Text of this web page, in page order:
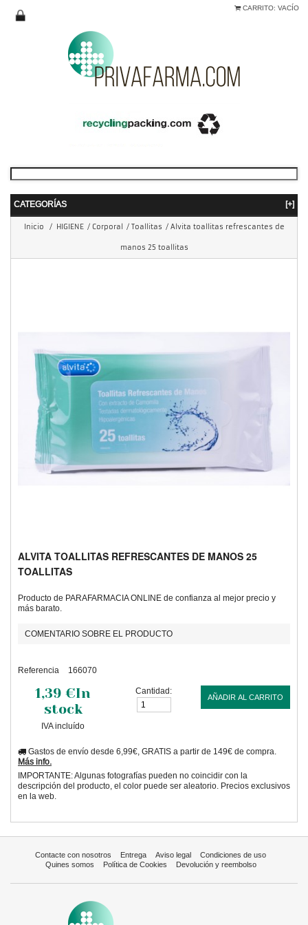
CARRITO: VACÍO
CATEGORÍAS [+]
Inicio / HIGIENE / Corporal / Toallitas / Alvita toallitas refrescantes de
manos 25 toallitas
ALVITA TOALLITAS REFRESCANTES DE MANOS 25
TOALLITAS
Producto de PARAFARMACIA ONLINE de confianza al mejor precio y
más barato.
COMENTARIO SOBRE EL PRODUCTO
Referencia 166070
1,39 €In
stock
IVA incluído
Cantidad:
AÑADIR AL CARRITO
Gastos de envío desde 6,99€, GRATIS a partir de 149€ de compra.
Más info.
IMPORTANTE: Algunas fotografías pueden no coincidir con la
descripción del producto, el color puede ser aleatorio. Precios exclusivos
en la web.
Contacte con nosotros Entrega Aviso legal
Condiciones de uso
Quines somos
Política de Cookies Devolución y reembolso